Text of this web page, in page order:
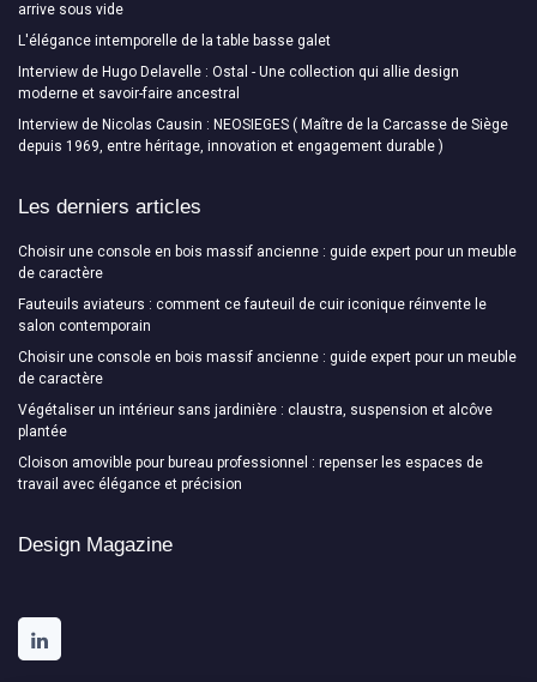
arrive sous vide
L'élégance intemporelle de la table basse galet
Interview de Hugo Delavelle : Ostal - Une collection qui allie design
moderne et savoir-faire ancestral
Interview de Nicolas Causin : NEOSIEGES ( Maître de la Carcasse de Siège
depuis 1969, entre héritage, innovation et engagement durable )
Les derniers articles
Choisir une console en bois massif ancienne : guide expert pour un meuble
de caractère
Fauteuils aviateurs : comment ce fauteuil de cuir iconique réinvente le
salon contemporain
Choisir une console en bois massif ancienne : guide expert pour un meuble
de caractère
Végétaliser un intérieur sans jardinière : claustra, suspension et alcôve
plantée
Cloison amovible pour bureau professionnel : repenser les espaces de
travail avec élégance et précision
Design Magazine